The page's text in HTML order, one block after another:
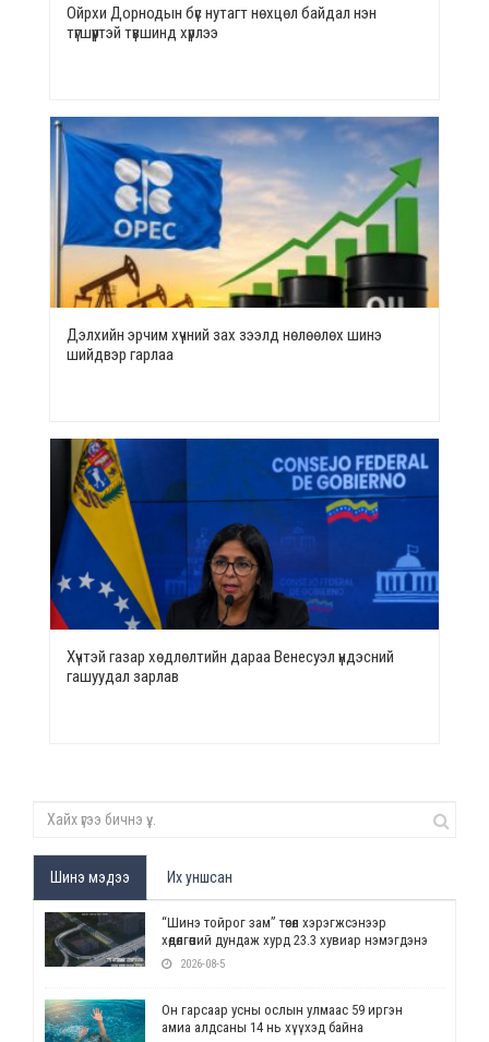
Ойрхи Дорнодын бүс нутагт нөхцөл байдал нэн
түгшүүртэй түвшинд хүрлээ
Дэлхийн эрчим хүчний зах зээлд нөлөөлөх шинэ
шийдвэр гарлаа
Хүчтэй газар хөдлөлтийн дараа Венесуэл үндэсний
гашуудал зарлав
Шинэ мэдээ Их уншсан
“Шинэ тойрог зам” төсөл хэрэгжсэнээр
хөдөлгөөний дундаж хурд 23.3 хувиар нэмэгдэнэ
2026-08-5
Он гарсаар усны ослын улмаас 59 иргэн
амиа алдсаны 14 нь хүүхэд байна